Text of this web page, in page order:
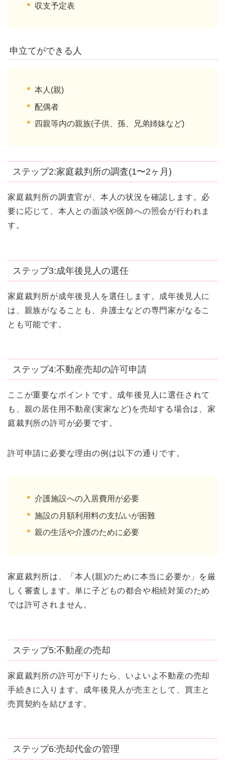
収支予定表
申立てができる人
本人(親)
配偶者
四親等内の親族(子供、孫、兄弟姉妹など)
ステップ2:家庭裁判所の調査(1〜2ヶ月)
家庭裁判所の調査官が、本人の状況を確認します。必
要に応じて、本人との面談や医師への照会が行われま
す。
ステップ3:成年後見人の選任
家庭裁判所が成年後見人を選任します。成年後見人に
は、親族がなることも、弁護士などの専門家がなるこ
とも可能です。
ステップ4:不動産売却の許可申請
ここが重要なポイントです。成年後見人に選任されて
も、親の居住用不動産(実家など)を売却する場合は、家
庭裁判所の許可が必要です。
許可申請に必要な理由の例は以下の通りです。
介護施設への入居費用が必要
施設の月額利用料の支払いが困難
親の生活や介護のために必要
家庭裁判所は、「本人(親)のために本当に必要か」を厳
しく審査します。単に子どもの都合や相続対策のため
では許可されません。
ステップ5:不動産の売却
家庭裁判所の許可が下りたら、いよいよ不動産の売却
手続きに入ります。成年後見人が売主として、買主と
売買契約を結びます。
ステップ6:売却代金の管理